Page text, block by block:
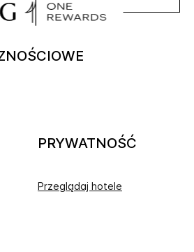
PRYWATNOŚĆ
Przeglądaj hotele